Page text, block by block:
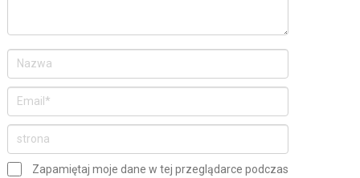
Zapamiętaj moje dane w tej przeglądarce podczas